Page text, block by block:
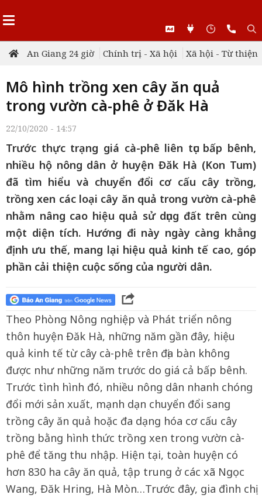
An Giang 24 giờ Chính trị - Xã hội Xã hội - Từ thiện
Mô hình trồng xen cây ăn quả
trong vườn cà-phê ở Đăk Hà
22/10/2020 - 14:57
Trước thực trạng giá cà-phê liên tục bấp bênh,
nhiều hộ nông dân ở huyện Đăk Hà (Kon Tum)
đã tìm hiểu và chuyển đổi cơ cấu cây trồng,
trồng xen các loại cây ăn quả trong vườn cà-phê
nhằm nâng cao hiệu quả sử dụng đất trên cùng
một diện tích. Hướng đi này ngày càng khẳng
định ưu thế, mang lại hiệu quả kinh tế cao, góp
phần cải thiện cuộc sống của người dân.
Theo Phòng Nông nghiệp và Phát triển nông
thôn huyện Đăk Hà, những năm gần đây, hiệu
quả kinh tế từ cây cà-phê trên địa bàn không
được như những năm trước do giá cả bấp bênh.
Trước tình hình đó, nhiều nông dân nhanh chóng
đổi mới sản xuất, mạnh dạn chuyển đổi sang
trồng cây ăn quả hoặc đa dạng hóa cơ cấu cây
trồng bằng hình thức trồng xen trong vườn cà-
phê để tăng thu nhập. Hiện tại, toàn huyện có
hơn 830 ha cây ăn quả, tập trung ở các xã Ngọc
Wang, Đăk Hring, Hà Mòn…Trước đây, gia đình chị